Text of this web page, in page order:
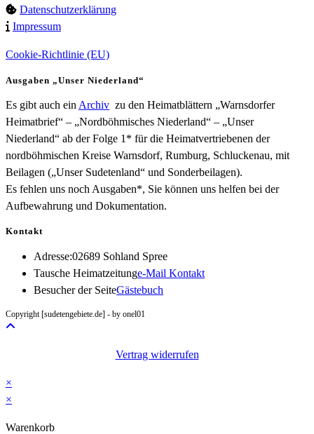
Datenschutzerklärung
Impressum
Cookie-Richtlinie (EU)
Ausgaben „Unser Niederland“
Es gibt auch ein Archiv zu den Heimatblättern „Warnsdorfer
Heimatbrief“ – „Nordböhmisches Niederland“ – „Unser
Niederland“ ab der Folge 1* für die Heimatvertriebenen der
nordböhmischen Kreise Warnsdorf, Rumburg, Schluckenau, mit
Beilagen („Unser Sudetenland“ und Sonderbeilagen).
Es fehlen uns noch Ausgaben*, Sie können uns helfen bei der
Aufbewahrung und Dokumentation.
Kontakt
Adresse:02689 Sohland Spree
Tausche Heimatzeitunge-Mail KontaktOpens
Besucher der SeiteGästebuch
Copyright [sudetengebiete.de] - by onel01
Vertrag widerrufen
×
×
Warenkorb